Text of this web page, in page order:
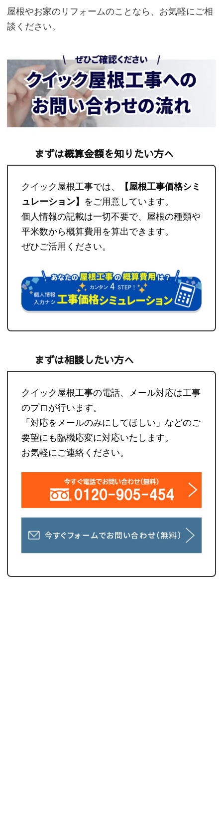
屋根やお家のリフォームのことなら、お気軽にご相
談ください。
まずは概算金額を知りたい方へ
クイック屋根工事では、
【屋根工事価格シミ
ュレーション】 をご用意しています。
個人情報の記載は一切不要で、屋根の種類や
平米数から概算費用を算出できます。
ぜひご活用ください。
まずは相談したい方へ
クイック屋根工事の電話、メール対応は工事
のプロが行います。
「対応をメールのみにしてほしい」などのご
要望にも臨機応変に対応いたします。
お気軽にご連絡ください。